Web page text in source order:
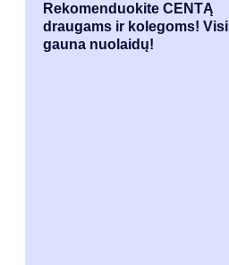
Rekomenduokite CENTĄ
draugams ir kolegoms! Visi
gauna nuolaidų!